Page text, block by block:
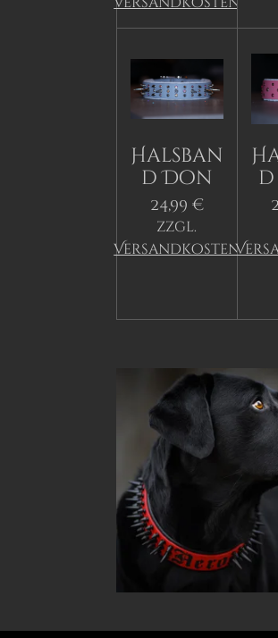
Halsban
d Don
24,99 €
zzgl.
Versandkosten